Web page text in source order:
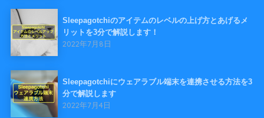
Sleepagotchiのアイテムのレベルの上げ方とあげるメ
リットを3分で解説します！
2022年7月8日
Sleepagotchiにウェアラブル端末を連携させる方法を3
分で解説します
2022年7月4日